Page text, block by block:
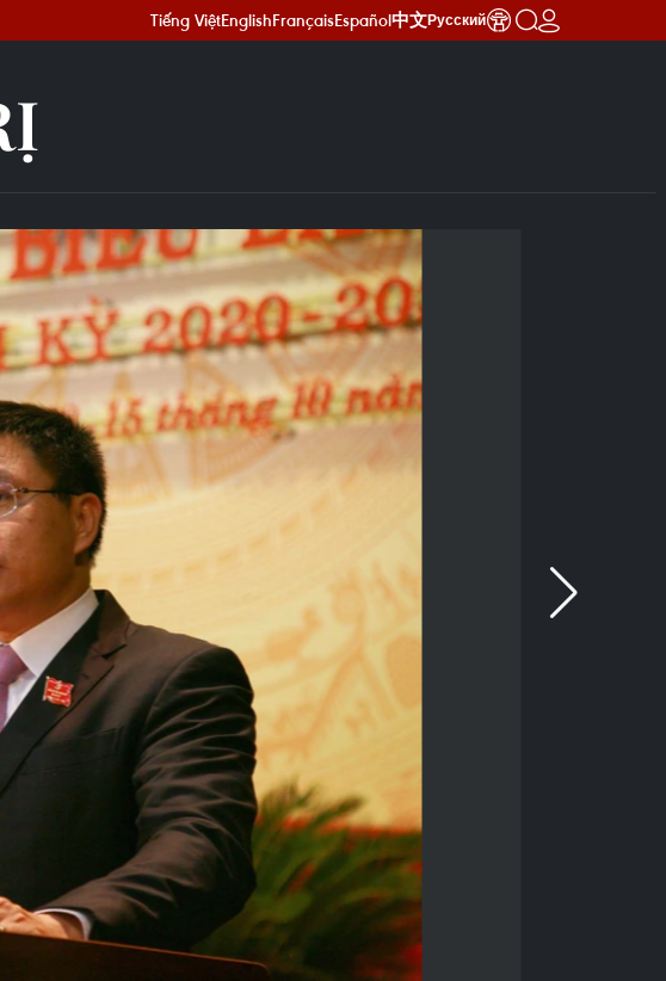
Tiếng ViệtEnglishFrançaisEspañol中文Русский